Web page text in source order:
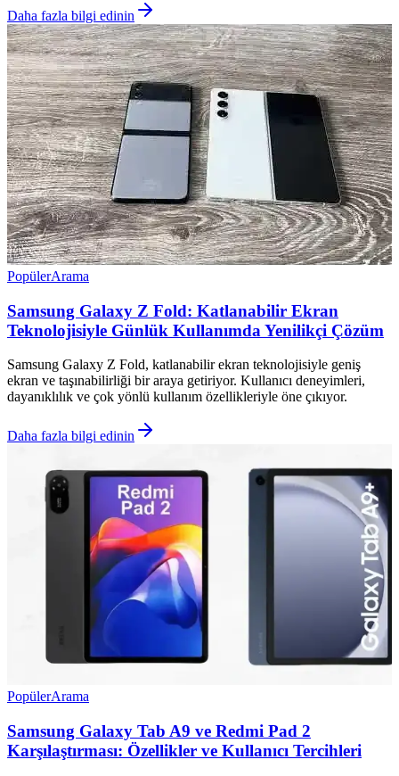
Daha fazla bilgi edinin
PopülerArama
Samsung Galaxy Z Fold: Katlanabilir Ekran
Teknolojisiyle Günlük Kullanımda Yenilikçi Çözüm
Samsung Galaxy Z Fold, katlanabilir ekran teknolojisiyle geniş
ekran ve taşınabilirliği bir araya getiriyor. Kullanıcı deneyimleri,
dayanıklılık ve çok yönlü kullanım özellikleriyle öne çıkıyor.
Daha fazla bilgi edinin
PopülerArama
Samsung Galaxy Tab A9 ve Redmi Pad 2
Karşılaştırması: Özellikler ve Kullanıcı Tercihleri